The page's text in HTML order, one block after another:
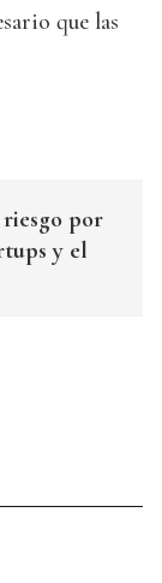
que las
por
y el